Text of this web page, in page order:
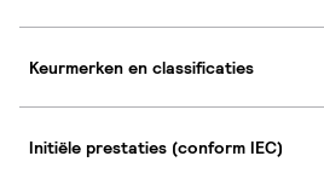
Keurmerken en classificaties
Initiële prestaties (conform IEC)